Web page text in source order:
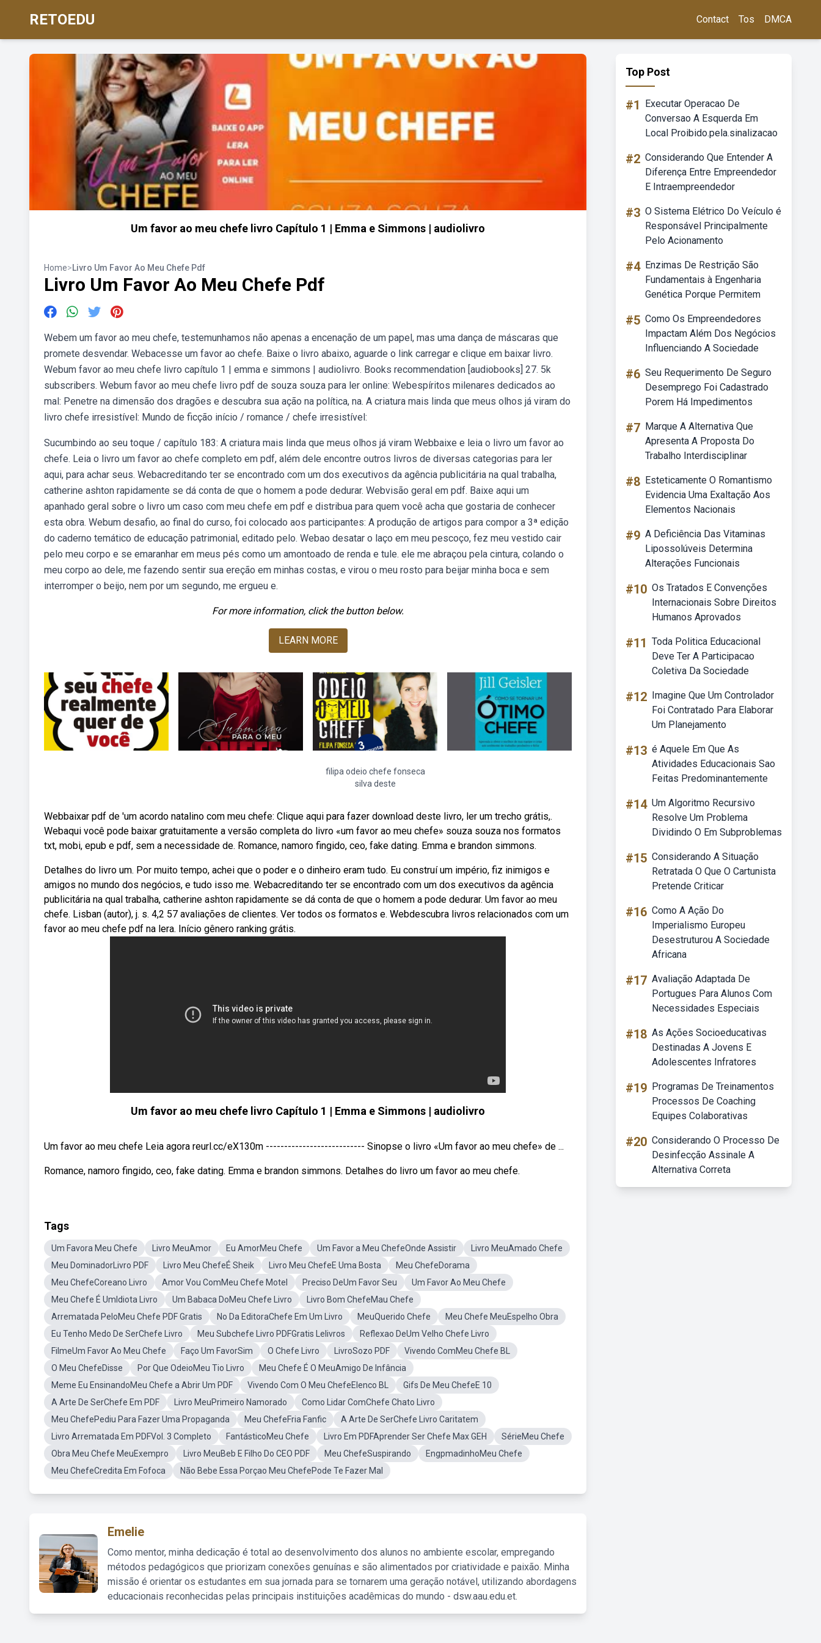
RETOEDU Contact Tos DMCA
Um favor ao meu chefe livro Capítulo 1 | Emma e Simmons | audiolivro
Home>Livro Um Favor Ao Meu Chefe Pdf
Livro Um Favor Ao Meu Chefe Pdf
Webem um favor ao meu chefe, testemunhamos não apenas a encenação de um papel, mas uma dança de máscaras que
promete desvendar. Webacesse um favor ao chefe. Baixe o livro abaixo, aguarde o link carregar e clique em baixar livro.
Webum favor ao meu chefe livro capítulo 1 | emma e simmons | audiolivro. Books recommendation [audiobooks] 27. 5k
subscribers. Webum favor ao meu chefe livro pdf de souza souza para ler online: Webespíritos milenares dedicados ao
mal: Penetre na dimensão dos dragões e descubra sua ação na política, na. A criatura mais linda que meus olhos já viram do
livro chefe irresistível: Mundo de ficção início / romance / chefe irresistível:
Sucumbindo ao seu toque / capítulo 183: A criatura mais linda que meus olhos já viram Webbaixe e leia o livro um favor ao
chefe. Leia o livro um favor ao chefe completo em pdf, além dele encontre outros livros de diversas categorias para ler
aqui, para achar seus. Webacreditando ter se encontrado com um dos executivos da agência publicitária na qual trabalha,
catherine ashton rapidamente se dá conta de que o homem a pode dedurar. Webvisão geral em pdf. Baixe aqui um
apanhado geral sobre o livro um caso com meu chefe em pdf e distribua para quem você acha que gostaria de conhecer
esta obra. Webum desafio, ao final do curso, foi colocado aos participantes: A produção de artigos para compor a 3ª edição
do caderno temático de educação patrimonial, editado pelo. Webao desatar o laço em meu pescoço, fez meu vestido cair
pelo meu corpo e se emaranhar em meus pés como um amontoado de renda e tule. ele me abraçou pela cintura, colando o
meu corpo ao dele, me fazendo sentir sua ereção em minhas costas, e virou o meu rosto para beijar minha boca e sem
interromper o beijo, nem por um segundo, me ergueu e.
For more information, click the button below.
LEARN MORE
filipa odeio chefe fonseca
silva deste
Webbaixar pdf de 'um acordo natalino com meu chefe: Clique aqui para fazer download deste livro, ler um trecho grátis,.
Webaqui você pode baixar gratuitamente a versão completa do livro «um favor ao meu chefe» souza souza nos formatos
txt, mobi, epub e pdf, sem a necessidade de. Romance, namoro fingido, ceo, fake dating. Emma e brandon simmons.
Detalhes do livro um. Por muito tempo, achei que o poder e o dinheiro eram tudo. Eu construí um império, fiz inimigos e
amigos no mundo dos negócios, e tudo isso me. Webacreditando ter se encontrado com um dos executivos da agência
publicitária na qual trabalha, catherine ashton rapidamente se dá conta de que o homem a pode dedurar. Um favor ao meu
chefe. Lisban (autor), j. s. 4,2 57 avaliações de clientes. Ver todos os formatos e. Webdescubra livros relacionados com um
favor ao meu chefe pdf na lera. Início gênero ranking grátis.
Um favor ao meu chefe livro Capítulo 1 | Emma e Simmons | audiolivro
Um favor ao meu chefe Leia agora reurl.cc/eX130m --------------------------- Sinopse o livro «Um favor ao meu chefe» de ...
Romance, namoro fingido, ceo, fake dating. Emma e brandon simmons. Detalhes do livro um favor ao meu chefe.
Tags
Um Favora Meu Chefe Livro MeuAmor Eu AmorMeu Chefe Um Favor a Meu ChefeOnde Assistir
Livro MeuAmado Chefe
Meu DominadorLivro PDF
Livro Meu ChefeÉ Sheik Livro Meu ChefeE Uma Bosta
Meu ChefeDorama
Meu ChefeCoreano Livro
Amor Vou ComMeu Chefe Motel Preciso DeUm Favor Seu
Um Favor Ao Meu Chefe
Meu Chefe É UmIdiota Livro
Um Babaca DoMeu Chefe Livro
Livro Bom ChefeMau Chefe
Arrematada PeloMeu Chefe PDF Gratis
No Da EditoraChefe Em Um Livro MeuQuerido Chefe
Meu Chefe MeuEspelho Obra
Eu Tenho Medo De SerChefe Livro
Meu Subchefe Livro PDFGratis Lelivros
Reflexao DeUm Velho Chefe Livro
FilmeUm Favor Ao Meu Chefe
Faço Um FavorSim O Chefe Livro LivroSozo PDF
Vivendo ComMeu Chefe BL
O Meu ChefeDisse
Por Que OdeioMeu Tio Livro
Meu Chefe É O MeuAmigo De Infância
Meme Eu EnsinandoMeu Chefe a Abrir Um PDF
Vivendo Com O Meu ChefeElenco BL
Gifs De Meu ChefeE 10
A Arte De SerChefe Em PDF
Livro MeuPrimeiro Namorado
Como Lidar ComChefe Chato Livro
Meu ChefePediu Para Fazer Uma Propaganda
Meu ChefeFria Fanfic
A Arte De SerChefe Livro Caritatem
Livro Arrematada Em PDFVol. 3 Completo
FantásticoMeu Chefe Livro Em PDFAprender Ser Chefe Max GEH
SérieMeu Chefe
Obra Meu Chefe MeuExempro
Livro MeuBeb E Filho Do CEO PDF Meu ChefeSuspirando
EngpmadinhoMeu Chefe
Meu ChefeCredita Em Fofoca
Não Bebe Essa Porçao Meu ChefePode Te Fazer Mal
Emelie
Como mentor, minha dedicação é total ao desenvolvimento dos alunos no ambiente escolar, empregando
métodos pedagógicos que priorizam conexões genuínas e são alimentados por criatividade e paixão. Minha
missão é orientar os estudantes em sua jornada para se tornarem uma geração notável, utilizando abordagens
educacionais reconhecidas pelas principais instituições acadêmicas do mundo - dsw.aau.edu.et.
Top Post
#1
Executar Operacao De
Conversao A Esquerda Em
Local Proibido.pela.sinalizacao
#2 Considerando Que Entender A
Diferença Entre Empreendedor
E Intraempreendedor
#3 O Sistema Elétrico Do Veículo é
Responsável Principalmente
Pelo Acionamento
#4 Enzimas De Restrição São
Fundamentais à Engenharia
Genética Porque Permitem
#5 Como Os Empreendedores
Impactam Além Dos Negócios
Influenciando A Sociedade
#6 Seu Requerimento De Seguro
Desemprego Foi Cadastrado
Porem Há Impedimentos
#7 Marque A Alternativa Que
Apresenta A Proposta Do
Trabalho Interdisciplinar
#8 Esteticamente O Romantismo
Evidencia Uma Exaltação Aos
Elementos Nacionais
#9 A Deficiência Das Vitaminas
Lipossolúveis Determina
Alterações Funcionais
#10 Os Tratados E Convenções
Internacionais Sobre Direitos
Humanos Aprovados
#11 Toda Politica Educacional
Deve Ter A Participacao
Coletiva Da Sociedade
#12 Imagine Que Um Controlador
Foi Contratado Para Elaborar
Um Planejamento
#13 é Aquele Em Que As
Atividades Educacionais Sao
Feitas Predominantemente
#14 Um Algoritmo Recursivo
Resolve Um Problema
Dividindo O Em Subproblemas
#15 Considerando A Situação
Retratada O Que O Cartunista
Pretende Criticar
#16 Como A Ação Do
Imperialismo Europeu
Desestruturou A Sociedade
Africana
#17 Avaliação Adaptada De
Portugues Para Alunos Com
Necessidades Especiais
#18 As Ações Socioeducativas
Destinadas A Jovens E
Adolescentes Infratores
#19 Programas De Treinamentos
Processos De Coaching
Equipes Colaborativas
#20 Considerando O Processo De
Desinfecção Assinale A
Alternativa Correta